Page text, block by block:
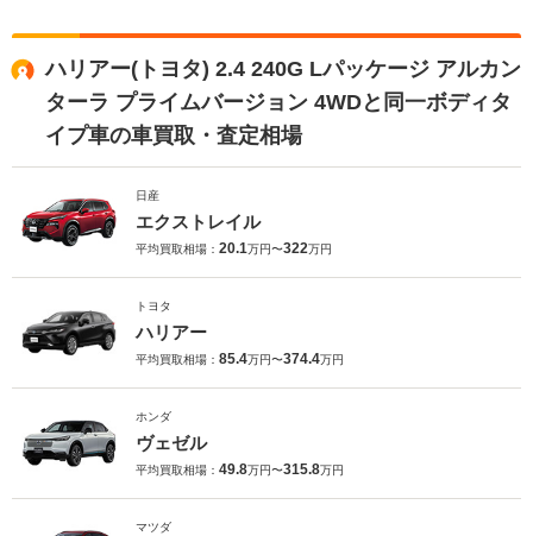
ハリアー(トヨタ) 2.4 240G Lパッケージ アルカン
ターラ プライムバージョン 4WDと同一ボディタ
イプ車の車買取・査定相場
日産
エクストレイル
平均買取相場： 20.1万円〜322万円
トヨタ
ハリアー
平均買取相場： 85.4万円〜374.4万円
ホンダ
ヴェゼル
平均買取相場： 49.8万円〜315.8万円
マツダ